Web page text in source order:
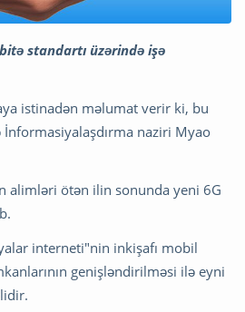
standartı üzərində işə
istinadən məlumat verir ki, bu
naziri Myao
alimləri ötən ilin sonunda yeni 6G
interneti"nin inkişafı mobil
genişləndirilməsi ilə eyni